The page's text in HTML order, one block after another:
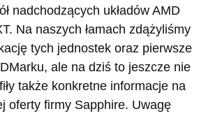
nadchodzących układów AMD
Na naszych łamach zdążyliśmy
tych jednostek oraz pierwsze
ale na dziś to jeszcze nie
także konkretne informacje na
oferty firmy Sapphire. Uwagę